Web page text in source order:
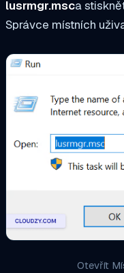
lusrmgr.msca
Správce místních
Otevřít